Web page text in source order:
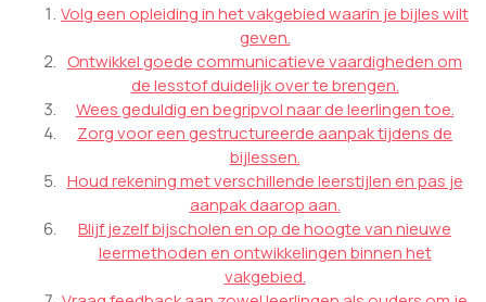
Volg een opleiding in het vakgebied waarin je bijles wilt
geven.
Ontwikkel goede communicatieve vaardigheden om
de lesstof duidelijk over te brengen.
Wees geduldig en begripvol naar de leerlingen toe.
Zorg voor een gestructureerde aanpak tijdens de
bijlessen.
Houd rekening met verschillende leerstijlen en pas je
aanpak daarop aan.
Blijf jezelf bijscholen en op de hoogte van nieuwe
leermethoden en ontwikkelingen binnen het
vakgebied.